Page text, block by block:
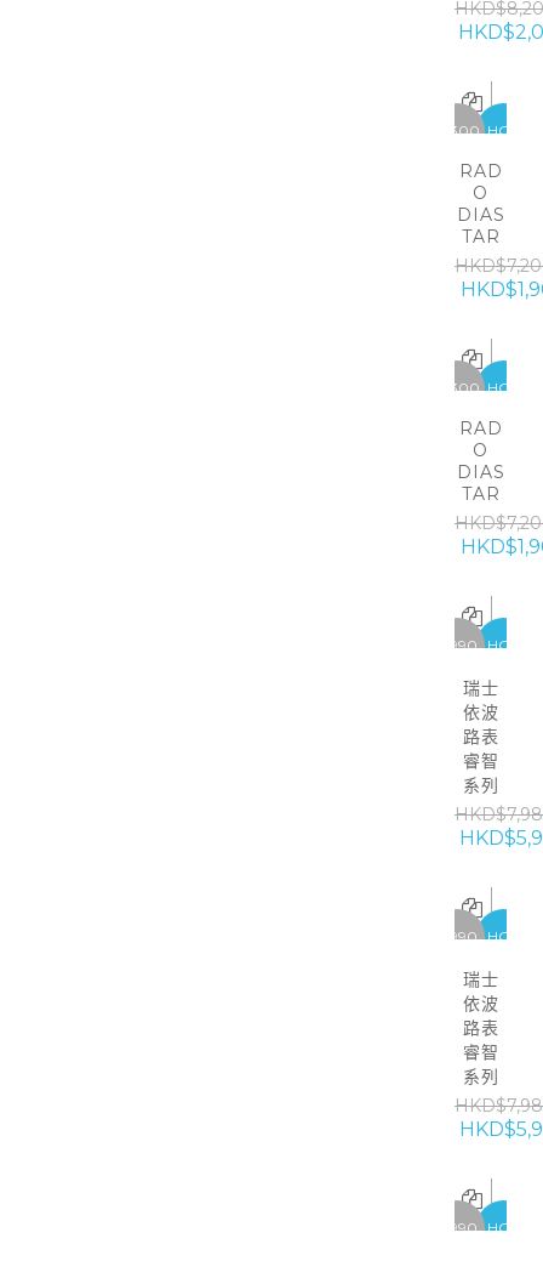
HOT
-5300
RAD
O
DIAS
TAR
HOT
-5300
RAD
O
DIAS
TAR
HOT
-1990
瑞士
依波
路表
睿智
系列
HOT
-1990
瑞士
依波
路表
睿智
系列
HOT
-1990